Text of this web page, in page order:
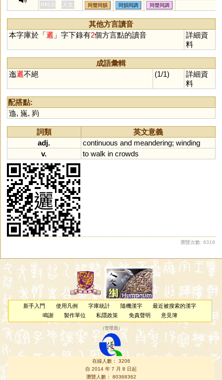
HKLS 人文 同聲同韻 同韻同調 同聲同調
其他方言讀音
本字庫於「邐 」字下錄有2個方言點的讀音
詳細資
料
成語彙輯
迤邐不絕 (1/1)
詳細資
料
配搭點:
迆, 崺, 峛
詞類
英文意義
adj.
continuous and meandering; winding
v.
to walk in crowds
瀏覽次數: 8319
新手入門 使用凡例 字庫統計 隨機漢字
最近被搜索的漢字
鳴謝
製作單位 私隱政策 免責聲明 意見簿
（管理員 ）
在線人數： 3206
自 2014 年 7 月 8 日起
瀏覽人數： 80368362